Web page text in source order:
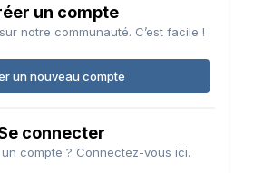
un compte
notre communauté. C’est facile !
un nouveau compte
connecter
compte ? Connectez-vous ici.